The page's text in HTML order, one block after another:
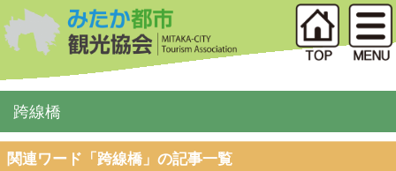
跨線橋
関連ワード「跨線橋」の記事一覧